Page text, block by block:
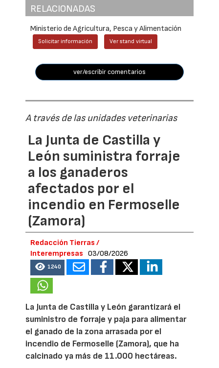
RELACIONADAS
Ministerio de Agricultura, Pesca y Alimentación
Solicitar información Ver stand virtual
ver/escribir comentarios
A través de las unidades veterinarias
La Junta de Castilla y
León suministra forraje
a los ganaderos
afectados por el
incendio en Fermoselle
(Zamora)
Redacción Tierras /
Interempresas
03/08/2026
1240
La Junta de Castilla y León garantizará el
suministro de forraje y paja para alimentar
el ganado de la zona arrasada por el
incendio de Fermoselle (Zamora), que ha
calcinado ya más de 11.000 hectáreas.